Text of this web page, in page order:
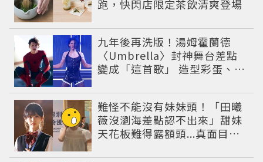
跑，快閃店限定茶飲清爽登場
九年後再洗版！湯姆霍蘭德
〈Umbrella〉封神舞台差點
變成「這首歌」 造型彩蛋、暖
難怪不能沒有妹妹頭！「田曦
薇沒瀏海差點認不出來」甜妹
天花板難得露額頭...真面目嚇